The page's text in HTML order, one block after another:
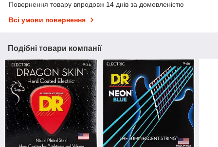
Повернення товару впродовж 14 днів за домовленістю
Всі умови повернення
Подібні товари компанії